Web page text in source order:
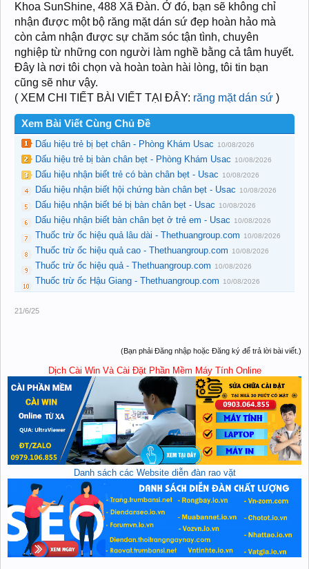
Khoa SunShine, 488 Xã Đàn. Ở đó, bạn sẽ không chỉ
nhận được một bộ răng mặt dán sứ đẹp hoàn hảo mà
còn cảm nhận được sự chăm sóc tận tình, chuyên
nghiệp từ những con người làm nghề bằng cả tâm huyết.
Đây là nơi tôi chọn và hoàn toàn hài lòng, tôi tin bạn
cũng sẽ như vậy.
( XEM CHI TIẾT BÀI VIẾT TẠI ĐÂY: răng mặt dán sứ )
Xem Bài Viết Cùng Chủ Đề
Dấu hiệu trẻ bị bẹt chân - Phòng Khám Usac 10/08/2026
Dấu hiệu trẻ bị bàn chân bẹt - Phòng Khám Usac 10/08/2026
Dấu hiệu nhận biết trẻ có bàn chân bẹt - Usac 10/08/2026
Dấu hiệu nhận biết hội chứng bàn chân bẹt - Usac 10/08/2026
Dấu hiệu nhận biết bé bị bàn chân bẹt - Usac 10/08/2026
Dấu hiệu nhận biết bàn chân bẹt ở trẻ em - Usac 10/08/2026
Thuốc trừ ốc hiệu quả lâu dài - Thethuangroup.com 10/08/2026
Thuốc trừ ốc hiệu quả cao - Thethuangroup.com 10/08/2026
Thuốc trừ ốc hiệu quả - Thethuangroup.com 10/08/2026
Thuốc trừ ốc Hậu Giang - Thethuangroup.com 10/08/2026
21/6/25
(Bạn phải Đăng nhập hoặc Đăng ký để trả lời bài viết.)
Dịch Cài Win Và Cài Đặt Phần Mềm Máy Tính Online
Danh sách các Website diễn đàn rao vặt